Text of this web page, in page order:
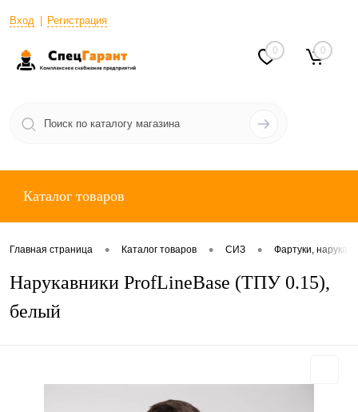
Вход Регистрация
0 0
Каталог товаров
Главная страница • Каталог товаров • СИЗ • Фартуки,
Нарукавники ProfLineBase (ТПУ 0.15),
белый